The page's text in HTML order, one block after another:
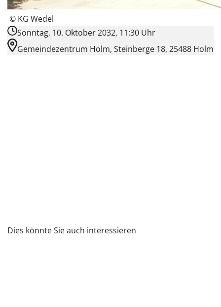
© KG Wedel
Sonntag, 10. Oktober 2032, 11:30 Uhr
Gemeindezentrum Holm, Steinberge 18, 25488 Holm
Dies könnte Sie auch interessieren